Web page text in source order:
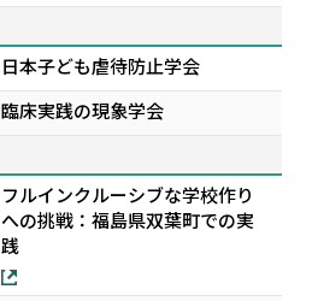
日本子ども虐待防止学会
臨床実践の現象学会
フルインクルーシブな学校作り
への挑戦：福島県双葉町での実
践